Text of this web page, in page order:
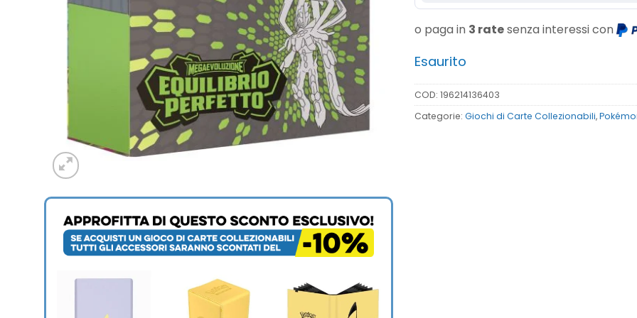
o paga in 3 ratesenza interessi con
Esaurito
COD: 196214136403
Categorie: Giochi di Carte Collezionabili,